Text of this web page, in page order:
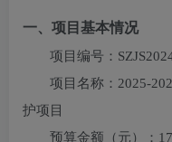
一、项目基本情况
项目编号：
项目名称： 2025-
护项目
预算金额（元）：